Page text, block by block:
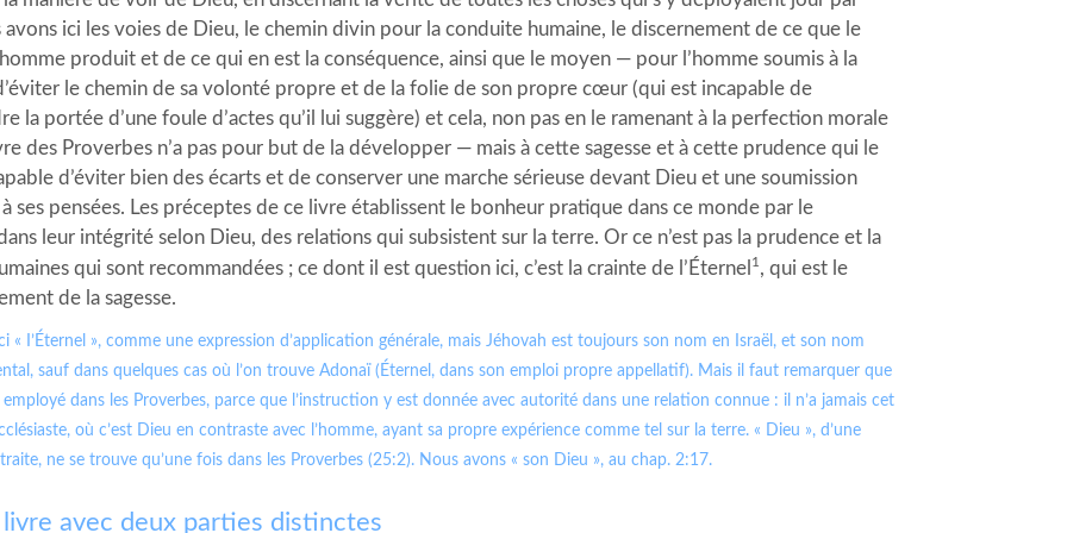
avons ici les voies de Dieu, le chemin divin pour la conduite humaine, le discernement de ce que le
produit et de ce qui en est la conséquence, ainsi que le moyen — pour l’homme soumis à la
le chemin de sa volonté propre et de la folie de son propre cœur (qui est incapable de
la portée d’une foule d’actes qu’il lui suggère) et cela, non pas en le ramenant à la perfection morale
des Proverbes n’a pas pour but de la développer — mais à cette sagesse et à cette prudence qui le
d’éviter bien des écarts et de conserver une marche sérieuse devant Dieu et une soumission
ses pensées. Les préceptes de ce livre établissent le bonheur pratique dans ce monde par le
leur intégrité selon Dieu, des relations qui subsistent sur la terre. Or ce n’est pas la prudence et la
qui sont recommandées ; ce dont il est question ici, c’est la crainte de l’Éternel 1 , qui est le
de la sagesse.
« I’Éternel », comme une expression d’application générale, mais Jéhovah est toujours son nom en Israël, et son nom
sauf dans quelques cas où l’on trouve Adonaï (Éternel, dans son emploi propre appellatif). Mais il faut remarquer que
employé dans les Proverbes, parce que l’instruction y est donnée avec autorité dans une relation connue : il n’a jamais cet
où c’est Dieu en contraste avec l’homme, ayant sa propre expérience comme tel sur la terre. « Dieu », d’une
ne se trouve qu’une fois dans les Proverbes (25:2). Nous avons « son Dieu », au chap. 2:17.
livre avec deux parties distinctes